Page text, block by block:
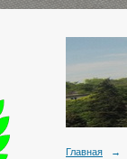
Главная →